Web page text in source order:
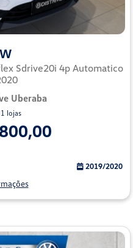
Sdrive20i 4p Automatico
Uberaba
lojas
2019/2020